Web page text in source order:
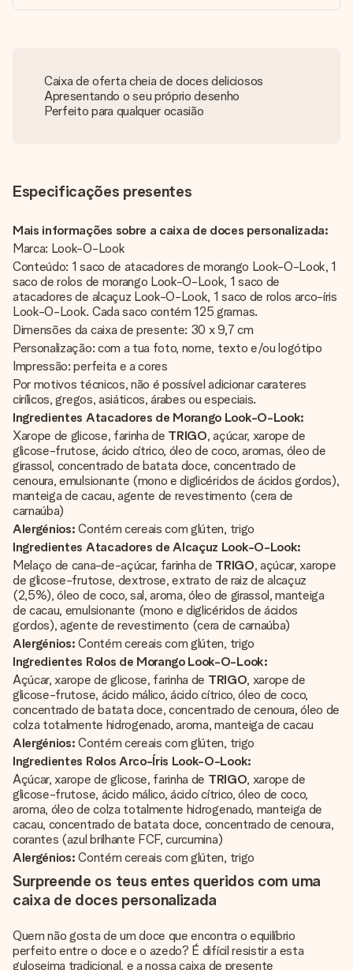
Caixa de oferta cheia de doces deliciosos
Apresentando o seu próprio desenho
Perfeito para qualquer ocasião
Especificações presentes
Mais informações sobre a caixa de doces personalizada:
Marca: Look-O-Look
Conteúdo: 1 saco de atacadores de morango Look-O-Look, 1
saco de rolos de morango Look-O-Look, 1 saco de
atacadores de alcaçuz Look-O-Look, 1 saco de rolos arco-íris
Look-O-Look. Cada saco contém 125 gramas.
Dimensões da caixa de presente: 30 x 9,7 cm
Personalização: com a tua foto, nome, texto e/ou logótipo
Impressão: perfeita e a cores
Por motivos técnicos, não é possível adicionar carateres
cirílicos, gregos, asiáticos, árabes ou especiais.
Ingredientes Atacadores de Morango Look-O-Look:
Xarope de glicose, farinha de TRIGO, açúcar, xarope de
glicose-frutose, ácido cítrico, óleo de coco, aromas, óleo de
girassol, concentrado de batata doce, concentrado de
cenoura, emulsionante (mono e diglicéridos de ácidos gordos),
manteiga de cacau, agente de revestimento (cera de
carnaúba)
Alergénios: Contém cereais com glúten, trigo
Ingredientes Atacadores de Alcaçuz Look-O-Look:
Melaço de cana-de-açúcar, farinha de TRIGO, açúcar, xarope
de glicose-frutose, dextrose, extrato de raiz de alcaçuz
(2,5%), óleo de coco, sal, aroma, óleo de girassol, manteiga
de cacau, emulsionante (mono e diglicéridos de ácidos
gordos), agente de revestimento (cera de carnaúba)
Alergénios: Contém cereais com glúten, trigo
Ingredientes Rolos de Morango Look-O-Look:
Açúcar, xarope de glicose, farinha de TRIGO, xarope de
glicose-frutose, ácido málico, ácido cítrico, óleo de coco,
concentrado de batata doce, concentrado de cenoura, óleo de
colza totalmente hidrogenado, aroma, manteiga de cacau
Alergénios: Contém cereais com glúten, trigo
Ingredientes Rolos Arco-Íris Look-O-Look:
Açúcar, xarope de glicose, farinha de TRIGO, xarope de
glicose-frutose, ácido málico, ácido cítrico, óleo de coco,
aroma, óleo de colza totalmente hidrogenado, manteiga de
cacau, concentrado de batata doce, concentrado de cenoura,
corantes (azul brilhante FCF, curcumina)
Alergénios: Contém cereais com glúten, trigo
Surpreende os teus entes queridos com uma
caixa de doces personalizada
Quem não gosta de um doce que encontra o equilíbrio
perfeito entre o doce e o azedo? É difícil resistir a esta
guloseima tradicional, e a nossa caixa de presente